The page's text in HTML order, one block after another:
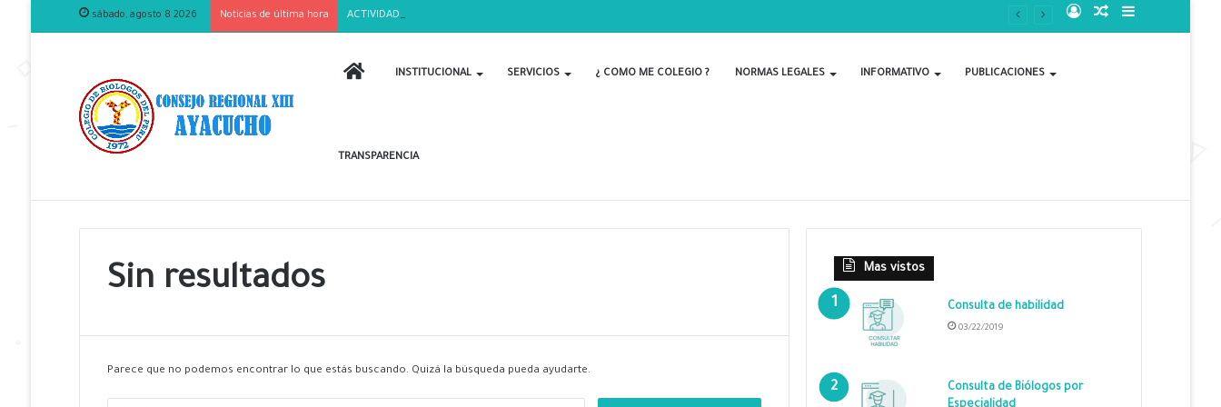
sábado, agosto 8 2026 Noticias de última hora ACTIVIDADES POR EL DÍA DEL BIOLOGO Barra
Publicación
Acceso
INICIO INSTITUCIONAL SERVICIOS ¿ COMO ME COLEGIO ? NORMAS LEGALES INFORMATIVO PUBLICACIONES
TRANSPARENCIA
Sin resultados
Parece que no podemos encontrar lo que estás buscando. Quizá la búsqueda pueda ayudarte.
Mas vistos
Consulta de habilidad
03/22/2019
Consulta de Biólogos por